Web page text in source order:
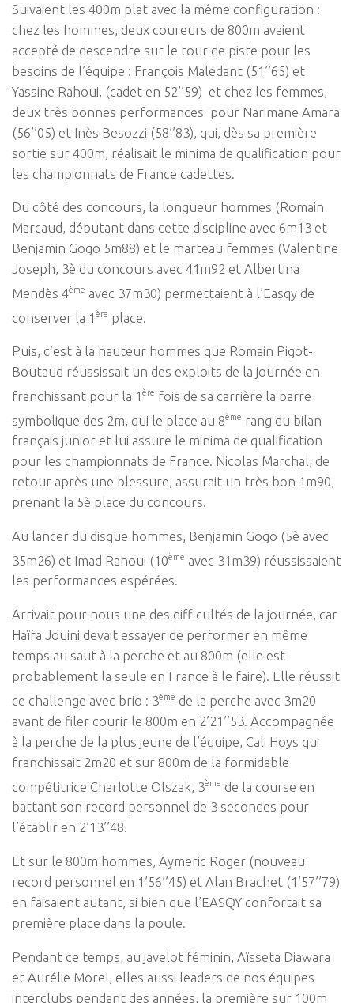
Suivaient les 400m plat avec la même configuration :
chez les hommes, deux coureurs de 800m avaient
accepté de descendre sur le tour de piste pour les
besoins de l’équipe : François Maledant (51’’65) et
Yassine Rahoui, (cadet en 52’’59) et chez les femmes,
deux très bonnes performances pour Narimane Amara
(56’’05) et Inès Besozzi (58’’83), qui, dès sa première
sortie sur 400m, réalisait le minima de qualification pour
les championnats de France cadettes.
Du côté des concours, la longueur hommes (Romain
Marcaud, débutant dans cette discipline avec 6m13 et
Benjamin Gogo 5m88) et le marteau femmes (Valentine
Joseph, 3è du concours avec 41m92 et Albertina
Mendès 4ème avec 37m30) permettaient à l’Easqy de
conserver la 1 ère place.
Puis, c’est à la hauteur hommes que Romain Pigot-
Boutaud réussissait un des exploits de la journée en
franchissant pour la 1 ère fois de sa carrière la barre
symbolique des 2m, qui le place au 8ème rang du bilan
français junior et lui assure le minima de qualification
pour les championnats de France. Nicolas Marchal, de
retour après une blessure, assurait un très bon 1m90,
prenant la 5è place du concours.
Au lancer du disque hommes, Benjamin Gogo (5è avec
35m26) et Imad Rahoui (10ème avec 31m39) réussissaient
les performances espérées.
Arrivait pour nous une des difficultés de la journée, car
Haïfa Jouini devait essayer de performer en même
temps au saut à la perche et au 800m (elle est
probablement la seule en France à le faire). Elle réussit
ce challenge avec brio : 3ème de la perche avec 3m20
avant de filer courir le 800m en 2’21’’53. Accompagnée
à la perche de la plus jeune de l’équipe, Cali Hoys qui
franchissait 2m20 et sur 800m de la formidable
compétitrice Charlotte Olszak, 3ème de la course en
battant son record personnel de 3 secondes pour
l’établir en 2’13’’48.
Et sur le 800m hommes, Aymeric Roger (nouveau
record personnel en 1’56’’45) et Alan Brachet (1’57’’79)
en faisaient autant, si bien que l’EASQY confortait sa
première place dans la poule.
Pendant ce temps, au javelot féminin, Aïsseta Diawara
et Aurélie Morel, elles aussi leaders de nos équipes
interclubs pendant des années, la première sur 100m